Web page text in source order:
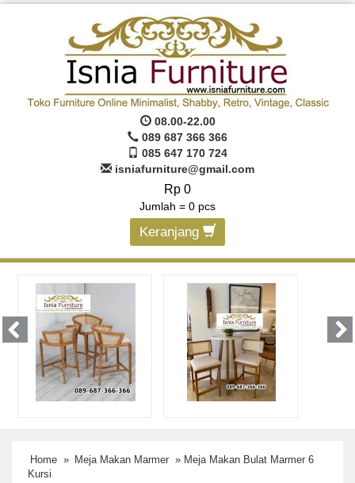
08.00-22.00
089 687 366 366
085 647 170 724
isniafurniture@gmail.com
Rp 0
Jumlah = 0 pcs
Keranjang
Home » Meja Makan Marmer » Meja Makan Bulat Marmer 6
Kursi